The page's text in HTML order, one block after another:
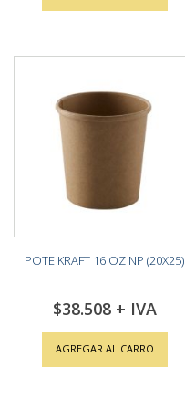
POTE KRAFT 16 OZ NP (20X25)
$38.508
AGREGAR AL CARRO